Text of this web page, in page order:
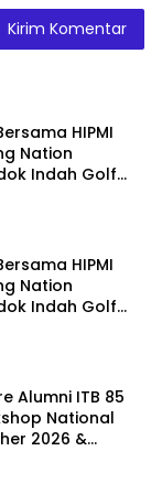
HIPMI
Nation
Indah Golf
HIPMI
Nation
Indah Golf
Alumni ITB 85
National
2026 &
(Gubernur